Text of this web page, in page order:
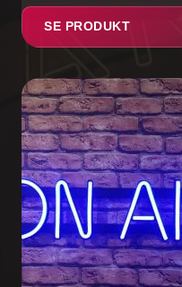
SE PRODUKT